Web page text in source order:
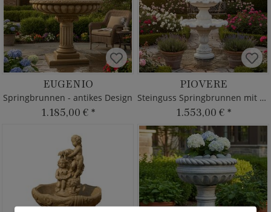
EUGENIO
Springbrunnen - antikes Design
1.185,00 € *
PIOVERE
Steinguss Springbrunnen mit Putte
1.553,00 € *